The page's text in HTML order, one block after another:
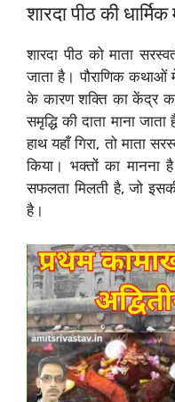
शारदा पीठ की
शारदा पीठ को माता
जाता है। पौराणिक कथाओं
के कारण शक्ति का केंद्र
समृद्धि की दाता माना
हाथ यहाँ गिरा, तो माता
किया। भक्तों का
सफलता मिलती है, जो
है।